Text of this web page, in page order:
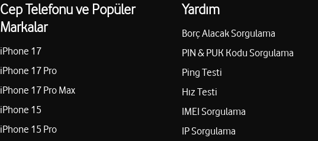
Cep Telefonu ve Popüler
Markalar
iPhone 17
iPhone 17 Pro
iPhone 17 Pro Max
iPhone 15
iPhone 15 Pro
Yardım
Borç Alacak Sorgulama
PIN & PUK Kodu Sorgulama
Ping Testi
Hız Testi
IMEI Sorgulama
IP Sorgulama